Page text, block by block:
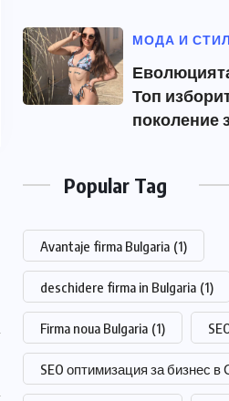
МОДА И СТИЛ
Топ
поколение
Popular Tag
Avantaje firma Bulgaria (1)
deschidere firma in Bulgaria (1)
Firma noua Bulgaria (1)
SEO оптимизация за бизнес